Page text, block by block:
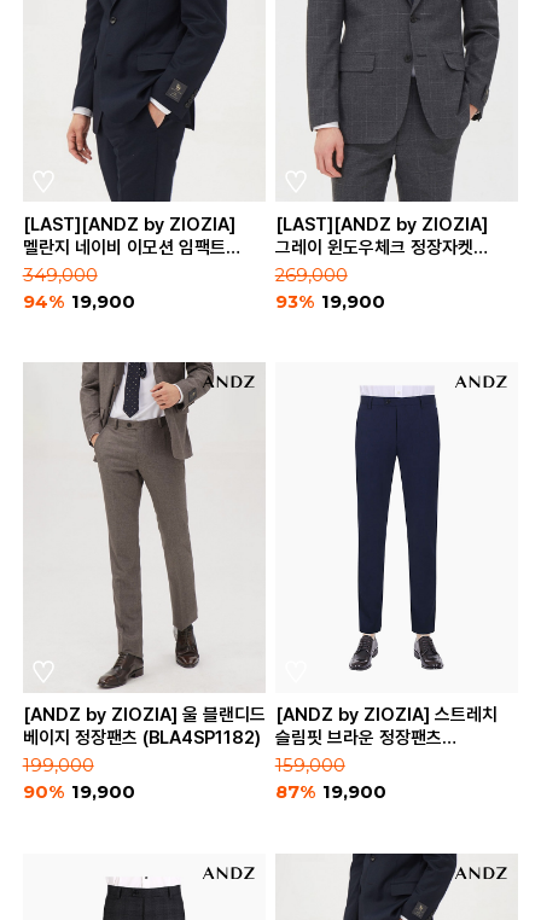
[LAST][ANDZ by ZIOZIA]
멜란지 네이비 이모션 임팩트
정장자켓 (BLA4SB1181)
349,000
94% 19,900
[LAST][ANDZ by ZIOZIA]
그레이 윈도우체크 정장자켓
(BZA4SB1106)
269,000
93% 19,900
[ANDZ by ZIOZIA] 울 블랜디드
베이지 정장팬츠 (BLA4SP1182)
199,000
90% 19,900
[ANDZ by ZIOZIA] 스트레치
슬림핏 브라운 정장팬츠
(BZA4SP1103)
159,000
87% 19,900